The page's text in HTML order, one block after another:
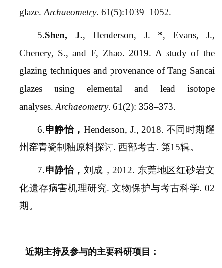
glaze. Archaeometry. 61(5):1039–1052.
5.Shen, J., Henderson, J. *, Evans, J.,
Chenery, S., and F, Zhao. 2019. A study of the
glazing techniques and provenance of Tang Sancai
glazes using elemental and lead isotope
analyses. Archaeometry. 61(2): 358–373.
6.申静怡， Henderson, J., 2018. 不同时期耀
州窑青瓷制釉原料探讨. 西部考古. 第15辑。
7.申静怡， 刘成，2012. 东莞地区红砂岩文
化遗存病害机理研究. 文物保护与考古科学. 02
期。
近期主持及参与的主要科研项目：